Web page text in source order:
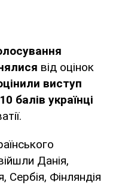
від оцінок
виступ
10 балів українці
Данія,
Сербія, Фінляндія